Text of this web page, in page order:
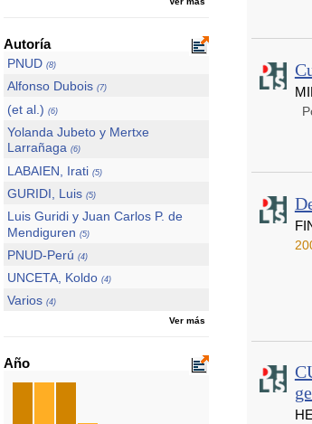
Autoría
PNUD (8)
Alfonso Dubois (7)
(et al.) (6)
Yolanda Jubeto y Mertxe
Larrañaga (6)
LABAIEN, Irati (5)
GURIDI, Luis (5)
Luis Guridi y Juan Carlos P. de
Mendiguren (5)
PNUD-Perú (4)
UNCETA, Koldo (4)
Varios (4)
Ver más
Año